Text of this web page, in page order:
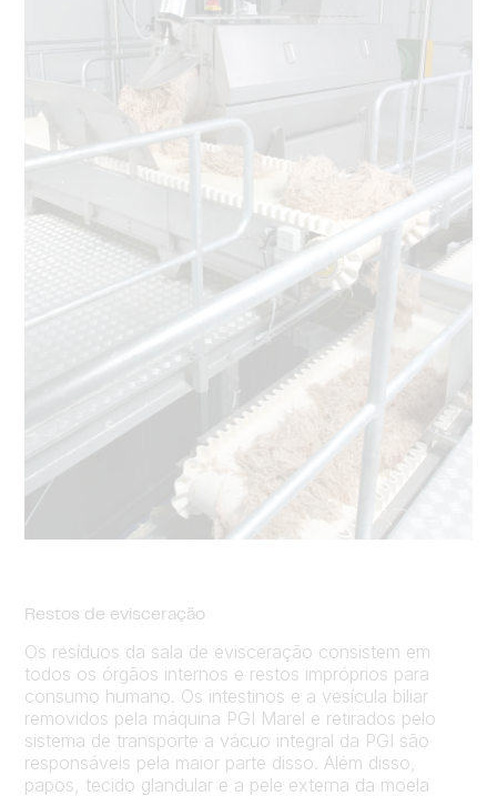
Restos de evisceração
Os resíduos da sala de evisceração consistem em
todos os órgãos internos e restos impróprios para
consumo humano. Os intestinos e a vesícula biliar
removidos pela máquina PGI Marel e retirados pelo
sistema de transporte a vácuo integral da PGI são
responsáveis pela maior parte disso. Além disso,
papos, tecido glandular e a pele externa da moela